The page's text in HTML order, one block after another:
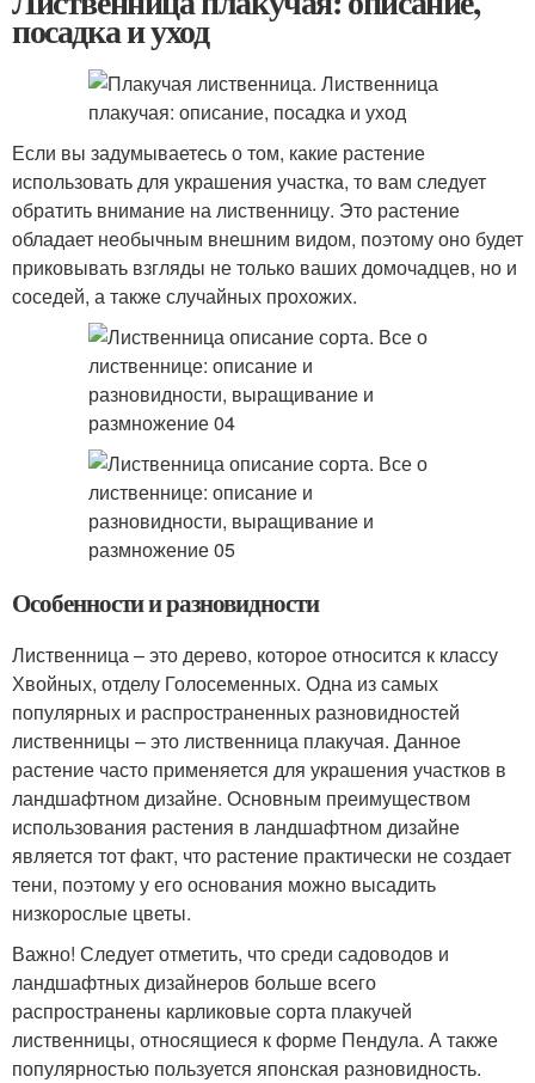
посадка и уход
Если вы задумываетесь о том, какие растение
использовать для украшения участка, то вам следует
обратить внимание на лиственницу. Это растение
обладает необычным внешним видом, поэтому оно будет
приковывать взгляды не только ваших домочадцев, но и
соседей, а также случайных прохожих.
Особенности и разновидности
Лиственница – это дерево, которое относится к классу
Хвойных, отделу Голосеменных. Одна из самых
популярных и распространенных разновидностей
лиственницы – это лиственница плакучая. Данное
растение часто применяется для украшения участков в
ландшафтном дизайне. Основным преимуществом
использования растения в ландшафтном дизайне
является тот факт, что растение практически не создает
тени, поэтому у его основания можно высадить
низкорослые цветы.
Важно! Следует отметить, что среди садоводов и
ландшафтных дизайнеров больше всего
распространены карликовые сорта плакучей
лиственницы, относящиеся к форме Пендула. А также
популярностью пользуется японская разновидность.